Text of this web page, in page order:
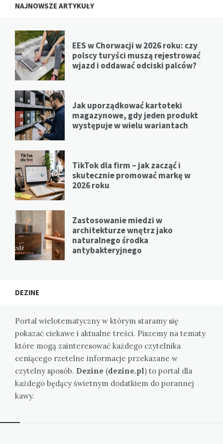
NAJNOWSZE ARTYKUŁY
EES w Chorwacji w 2026 roku: czy
polscy turyści muszą rejestrować
wjazd i oddawać odciski palców?
Jak uporządkować kartoteki
magazynowe, gdy jeden produkt
występuje w wielu wariantach
TikTok dla firm – jak zacząć i
skutecznie promować markę w
2026 roku
Zastosowanie miedzi w
architekturze wnętrz jako
naturalnego środka
antybakteryjnego
DEZINE
Portal wielotematyczny w którym staramy się
pokazać ciekawe i aktualne treści. Piszemy na tematy
które mogą zainteresować każdego czytelnika
ceniącego rzetelne informacje przekazane w
czytelny sposób. Dezine (dezine.pl) to portal dla
każdego będący świetnym dodatkiem do porannej
kawy.